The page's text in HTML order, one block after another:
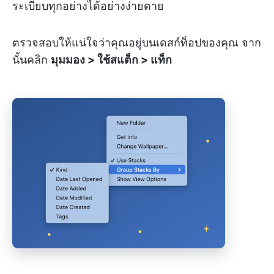
ระเบียบทุกอย่างได้อย่างง่ายดาย
ตรวจสอบให้แน่ใจว่าคุณอยู่บนเดสก์ท็อปของคุณ จาก
นั้นคลิก มุมมอง > ใช้สแต็ก > แท็ก